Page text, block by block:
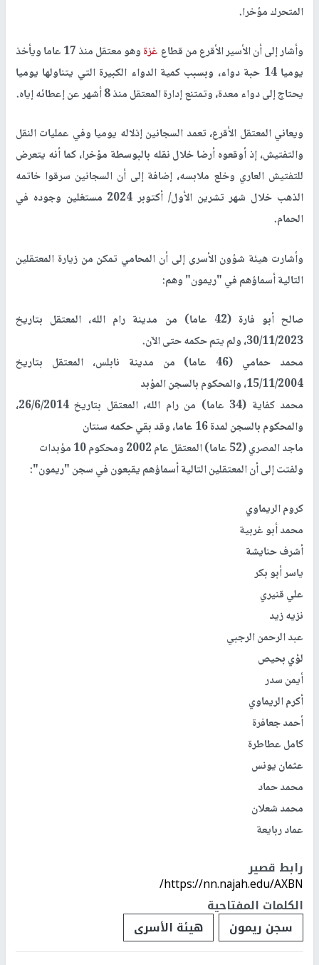
المتحرك مؤخرا.
وأشار إلى أن الأسير الأقرع من قطاع غزة
وهو معتقل منذ 17 عاما ويأخذ
يوميا 14 حبة دواء، وبسبب كمية الدواء الكبيرة التي يتناولها يوميا
يحتاج إلى دواء معدة، وتمتنع إدارة المعتقل منذ 8 أشهر عن إعطائه إياه.
ويعاني المعتقل الأقرع، تعمد السجانين إذلاله يوميا وفي عمليات النقل
والتفتيش، إذ أوقعوه أرضا خلال نقله بالبوسطة مؤخرا، كما أنه يتعرض
للتفتيش العاري وخلع ملابسه، إضافة إلى أن السجانين سرقوا خاتمه
الذهب خلال شهر تشرين الأول/ أكتوبر 2024 مستغلين وجوده في
الحمام.
وأشارت هيئة شؤون الأسرى إلى أن المحامي تمكن من زيارة المعتقلين
التالية أسماؤهم في "ريمون" وهم:
صالح أبو فارة (42 عاما) من مدينة رام الله، المعتقل بتاريخ
30/11/2023، ولم يتم حكمه حتى الآن.
محمد حمامي (46 عاما) من مدينة نابلس، المعتقل بتاريخ
15/11/2004، والمحكوم بالسجن المؤبد
محمد كفاية (34 عاما) من رام الله، المعتقل بتاريخ 26/6/2014،
والمحكوم بالسجن لمدة 16 عاما، وقد بقي حكمه سنتان
ماجد المصري (52 عاما) المعتقل عام 2002 ومحكوم 10 مؤبدات
ولفتت إلى أن المعتقلين التالية أسماؤهم يقبعون في سجن "ريمون":
كروم الريماوي
محمد أبو غربية
أشرف حنايشة
ياسر أبو بكر
علي قنيري
نزيه زيد
عبد الرحمن الرجبي
لؤي بحيص
أيمن سدر
أكرم الريماوي
أحمد جعافرة
كامل عطاطرة
عثمان يونس
محمد حماد
محمد شعلان
عماد ربايعة
رابط قصير
https://nn.najah.edu/AXBN/
الكلمات المفتاحية
سجن ريمون
هيئة الأسرى